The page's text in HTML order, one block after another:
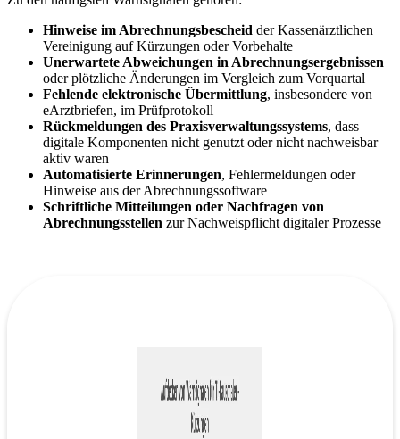
Hinweise im Abrechnungsbescheid der Kassenärztlichen
Vereinigung auf Kürzungen oder Vorbehalte
Unerwartete Abweichungen in Abrechnungsergebnissen
oder plötzliche Änderungen im Vergleich zum Vorquartal
Fehlende elektronische Übermittlung, insbesondere von
eArztbriefen, im Prüfprotokoll
Rückmeldungen des Praxisverwaltungssystems, dass
digitale Komponenten nicht genutzt oder nicht nachweisbar
aktiv waren
Automatisierte Erinnerungen, Fehlermeldungen oder
Hinweise aus der Abrechnungssoftware
Schriftliche Mitteilungen oder Nachfragen von
Abrechnungsstellen zur Nachweispflicht digitaler Prozesse